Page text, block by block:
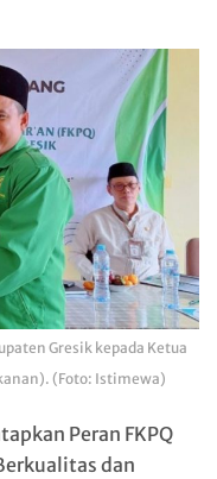
Gresik kepada Ketua
(Foto: Istimewa)
Peran FKPQ
dan